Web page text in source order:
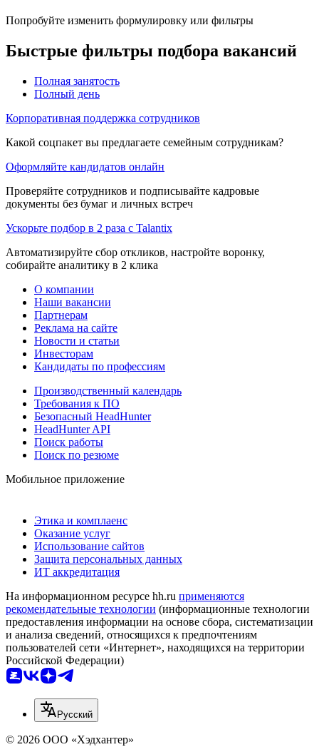
Попробуйте изменить формулировку или фильтры
Быстрые фильтры подбора вакансий
Полная занятость
Полный день
Корпоративная поддержка сотрудников
Какой соцпакет вы предлагаете семейным сотрудникам?
Оформляйте кандидатов онлайн
Проверяйте сотрудников и подписывайте кадровые
документы без бумаг и личных встреч
Ускорьте подбор в 2 раза с Talantix
Автоматизируйте сбор откликов, настройте воронку,
собирайте аналитику в 2 клика
О компании
Наши вакансии
Партнерам
Реклама на сайте
Новости и статьи
Инвесторам
Кандидаты по профессиям
Производственный календарь
Требования к ПО
Безопасный HeadHunter
HeadHunter API
Поиск работы
Поиск по резюме
Мобильное приложение
Этика и комплаенс
Оказание услуг
Использование сайтов
Защита персональных данных
ИТ аккредитация
На информационном ресурсе hh.ru применяются
рекомендательные технологии (информационные технологии
предоставления информации на основе сбора, систематизации
и анализа сведений, относящихся к предпочтениям
пользователей сети «Интернет», находящихся на территории
Российской Федерации)
Русский
© 2026 ООО «Хэдхантер»